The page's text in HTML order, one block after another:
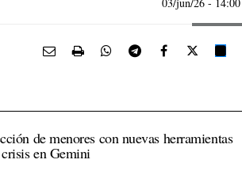
de menores con nuevas herramientas
en Gemini